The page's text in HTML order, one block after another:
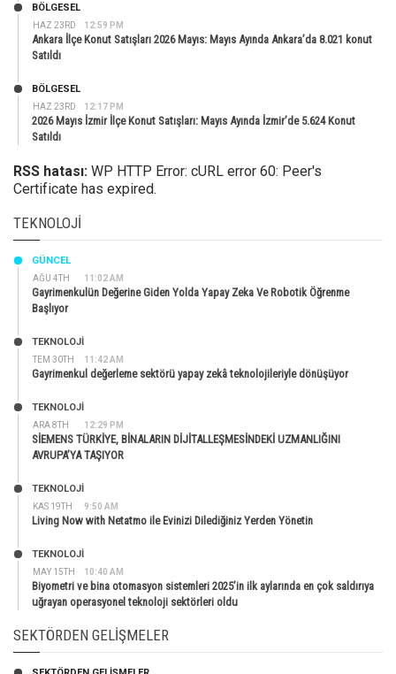
HAZ 23RD 12:59 PM
BÖLGESEL
Ankara İlçe Konut Satışları 2026 Mayıs: Mayıs Ayında Ankara’da 8.021 konut
Satıldı
HAZ 23RD 12:17 PM
BÖLGESEL
2026 Mayıs İzmir İlçe Konut Satışları: Mayıs Ayında İzmir’de 5.624 Konut
Satıldı
RSS hatası: WP HTTP Error: cURL error 60: Peer's
Certificate has expired.
TEKNOLOJI
AĞU 4TH 11:02 AM
GÜNCEL
Gayrimenkulün Değerine Giden Yolda Yapay Zeka Ve Robotik Öğrenme
Başlıyor
TEM 30TH 11:42 AM
TEKNOLOJİ
Gayrimenkul değerleme sektörü yapay zekâ teknolojileriyle dönüşüyor
ARA 8TH 12:29 PM
TEKNOLOJİ
SİEMENS TÜRKİYE, BİNALARIN DİJİTALLEŞMESİNDEKİ UZMANLIĞINI
AVRUPA’YA TAŞIYOR
KAS 19TH 9:50 AM
TEKNOLOJİ
Living Now with Netatmo ile Evinizi Dilediğiniz Yerden Yönetin
MAY 15TH 10:40 AM
TEKNOLOJİ
Biyometri ve bina otomasyon sistemleri 2025’in ilk aylarında en çok saldırıya
uğrayan operasyonel teknoloji sektörleri oldu
SEKTÖRDEN GELIŞMELER